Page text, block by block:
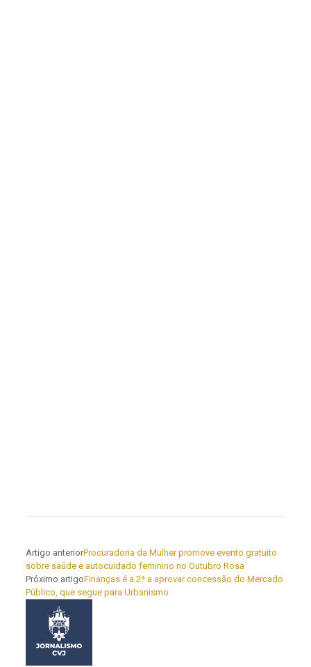
Artigo anteriorProcuradoria da Mulher promove evento gratuito
sobre saúde e autocuidado feminino no Outubro Rosa
Próximo artigoFinanças é a 2ª a aprovar concessão do Mercado
Público, que segue para Urbanismo